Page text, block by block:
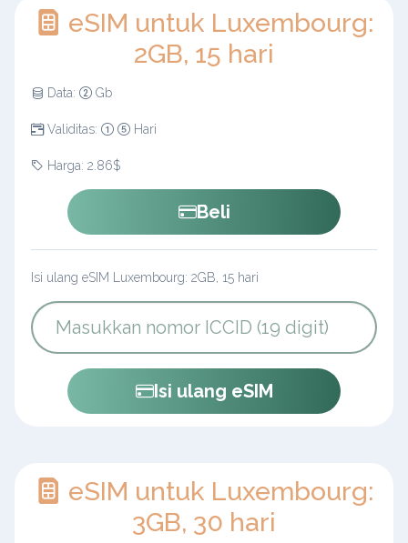
eSIM untuk Luxembourg:
2GB, 15 hari
Data: Gb
Validitas: Hari
Harga: 2.86$
Beli
Isi ulang eSIM Luxembourg: 2GB, 15 hari
Isi ulang eSIM
eSIM untuk Luxembourg:
3GB, 30 hari